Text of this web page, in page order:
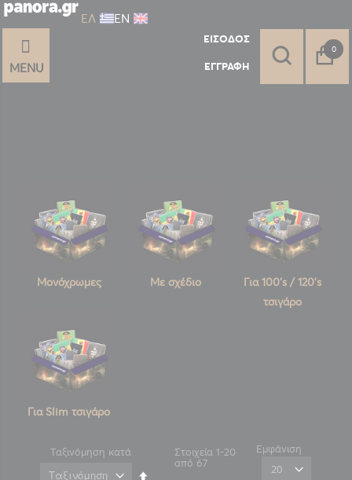
ΕΛ ΕΝ
MENU
0
ΕΊΣΟΔΟΣ
ΕΓΓΡΑΦΉ
Μονόχρωμες Με σχέδιο
Για 100's / 120's
τσιγάρο
Για Slim τσιγάρο
Ταξινόμηση κατά
Φθίνουσα
Στοιχεία 1-20
από 67
Εμφάνιση